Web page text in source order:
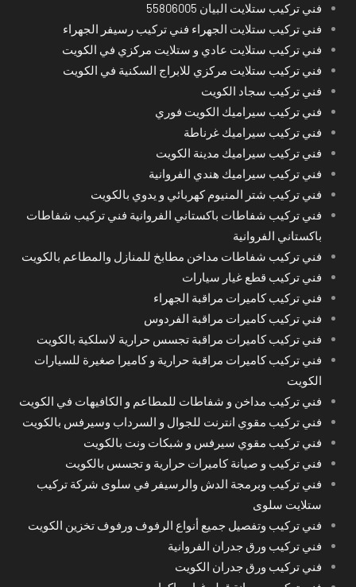
فني تركيب ستلايت البيان 55806005
فني تركيب ستلايت الجهراء فني تركيب رسيفر الجهراء
فني تركيب ستلايت عادي و ستلايت مركزي في الكويت
فني تركيب ستلايت مركزي للابراج السكنية في الكويت
فني تركيب سجاد الكويت
فني تركيب سيراميك الكويت فوري
فني تركيب سيراميك غرناطة
فني تركيب سيراميك مدينة الكويت
فني تركيب سيراميك هندي الفروانية
فني تركيب شتر المنيوم كهربائي و يدوي بالكويت
فني تركيب شفاطات باكستاني الفروانية فني تركيب شفاطات
باكستاني الفروانية
فني تركيب شفاطات مداخن مطابخ للمنازل والمطاعم بالكويت
فني تركيب قطع غيار سيارات
فني تركيب كاميرات مراقبة الجهراء
فني تركيب كاميرات مراقبة الفردوس
فني تركيب كاميرات مراقبة تجسس حرارية لاسلكية بالكويت
فني تركيب كاميرات مراقبة حرارية و كاميرا صغيرة للسيارات
الكويت
فني تركيب مداخن و شفاطات للمطاعم و الكافيهات في الكويت
فني تركيب مقوي انترنت للجوال و السرداب وسيرفس بالكويت
فني تركيب مقوي سيرفس و شبكات ونت بالكويت
فني تركيب و صيانة كاميرات حرارية و تجسس بالكويت
فني تركيب وبرمجة الدش والرسيفر في سلوى شركة تركيب
ستلايت سلوى
فني تركيب وتفصيل جميع أنواع الرفوف ورفوف تخزين الكويت
فني تركيب ورق جدران الفروانية
فني تركيب ورق جدران الكويت